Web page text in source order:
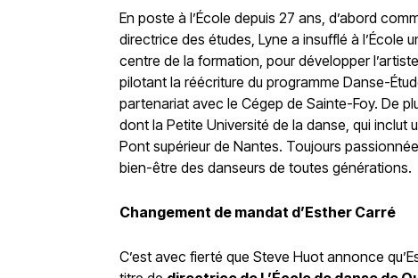
En poste à l’École depuis 27 ans, d’abord
directrice des études, Lyne a insufflé à l’École
centre de la formation, pour développer
pilotant la réécriture du programme Danse-
partenariat avec le Cégep de Sainte-Foy. De
dont la Petite Université de la danse, qui
Pont supérieur de Nantes. Toujours
bien-être des danseurs de toutes générations.
Changement de mandat d’Esther Carré
C’est avec fierté que Steve Huot annonce